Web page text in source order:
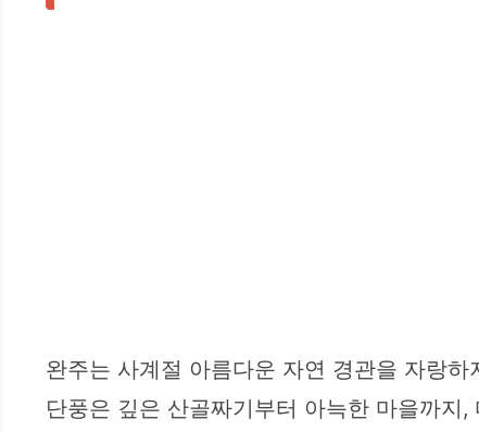
완주는 사계절 아름다운 자연 경관을 자랑
단풍은 깊은 산골짜기부터 아늑한 마을까지